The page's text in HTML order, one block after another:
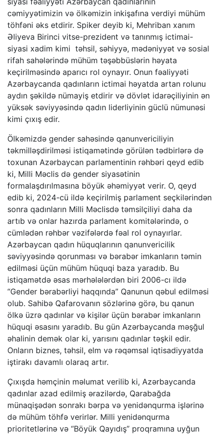
cəmiyyətimizin və ölkəmizin inkişafına verdiyi mühüm
töhfəni əks etdirir. Spiker deyib ki, Mehriban xanım
Əliyeva Birinci vitse-prezident və tanınmış ictimai-
siyasi xadim kimi təhsil, səhiyyə, mədəniyyət və sosial
rifah sahələrində mühüm təşəbbüslərin həyata
keçirilməsində aparıcı rol oynayır. Onun fəaliyyəti
Azərbaycanda qadınların ictimai həyatda artan rolunu
aydın şəkildə nümayiş etdirir və dövlət idarəçiliyinin ən
yüksək səviyyəsində qadın liderliyinin güclü nümunəsi
kimi çıxış edir.
Ölkəmizdə gender sahəsində qanunvericiliyin
təkmilləşdirilməsi istiqamətində görülən tədbirlərə də
toxunan Azərbaycan parlamentinin rəhbəri qeyd edib
ki, Milli Məclis də gender siyasətinin
formalaşdırılmasına böyük əhəmiyyət verir. O, qeyd
edib ki, 2024-cü ildə keçirilmiş parlament seçkilərindən
sonra qadınların Milli Məclisdə təmsilçiliyi daha da
artıb və onlar hazırda parlament komitələrində, o
cümlədən rəhbər vəzifələrdə fəal rol oynayırlar.
Azərbaycan qadın hüquqlarının qanunvericilik
səviyyəsində qorunması və bərabər imkanların təmin
edilməsi üçün mühüm hüquqi baza yaradıb. Bu
istiqamətdə əsas mərhələlərdən biri 2006-cı ildə
“Gender bərabərliyi haqqında” Qanunun qəbul edilməsi
olub. Sahibə Qafarovanın sözlərinə görə, bu qanun
ölkə üzrə qadınlar və kişilər üçün bərabər imkanların
hüquqi əsasını yaradıb. Bu gün Azərbaycanda məşğul
əhalinin demək olar ki, yarısını qadınlar təşkil edir.
Onların biznes, təhsil, elm və rəqəmsal iqtisadiyyatda
iştirakı davamlı olaraq artır.
Çıxışda həmçinin məlumat verilib ki, Azərbaycanda
qadınlar azad edilmiş ərazilərdə, Qarabağda
münaqişədən sonrakı bərpa və yenidənqurma işlərinə
də mühüm töhfə verirlər. Milli yenidənqurma
prioritetlərinə və “Böyük Qayıdış” proqramına uyğun